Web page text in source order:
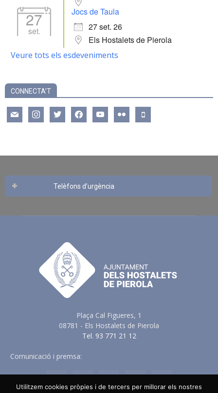
27
set.
Jocs de Taula
27 set. 26
Els Hostalets de Pierola
Veure tots els esdeveniments
CONNECTA’T
mail instagramtwitter facebookyoutube flickr mobile
Telèfons d’urgència
Plaça Cal Figueres, 1
08781 - Els Hostalets de Pierola
Tel. 93 771 21 12
Comunicació i premsa:
Utilitzem cookies pròpies i de tercers per millorar els nostres